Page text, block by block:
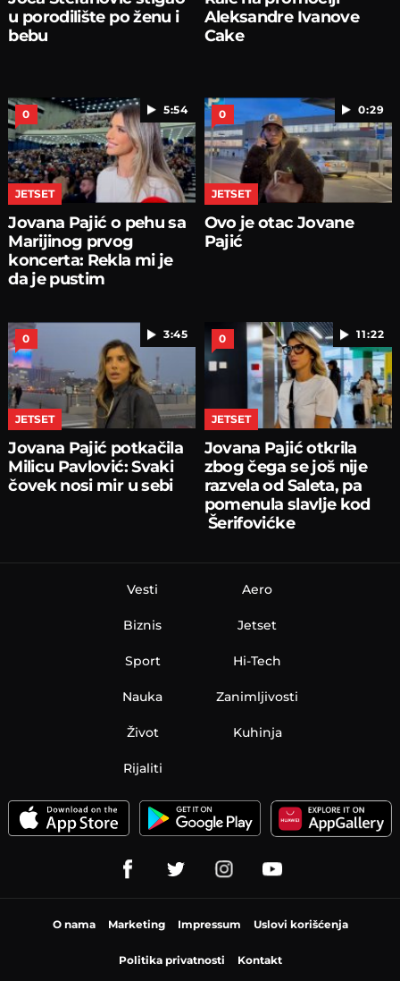
u porodilište po ženu i
bebu
Aleksandre Ivanove
Cake
5:54
0
JETSET
Jovana Pajić o pehu sa
Marijinog prvog
koncerta: Rekla mi je
da je pustim
0:29
0
JETSET
Ovo je otac Jovane
Pajić
3:45
0
JETSET
Jovana Pajić potkačila
Milicu Pavlović: Svaki
čovek nosi mir u sebi
11:22
0
JETSET
Jovana Pajić otkrila
zbog čega se još nije
razvela od Saleta, pa
pomenula slavlje kod
Šerifovićke
Vesti
Biznis
Sport
Nauka
Aero
Jetset
Hi-Tech
Zanimljivosti
Život Kuhinja
Rijaliti
O nama Marketing Impressum Uslovi korišćenja
Politika privatnosti Kontakt